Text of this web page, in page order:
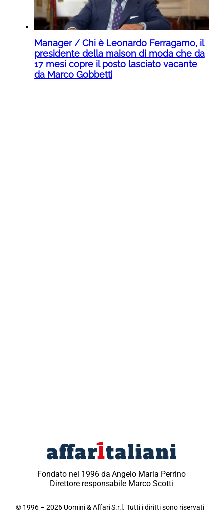
Manager / Chi è Leonardo Ferragamo, il
presidente della maison di moda che da
17 mesi copre il posto lasciato vacante
da Marco Gobbetti
Fondato nel 1996 da Angelo Maria Perrino
Direttore responsabile Marco Scotti
© 1996 – 2026 Uomini & Affari S.r.l. Tutti i diritti sono riservati